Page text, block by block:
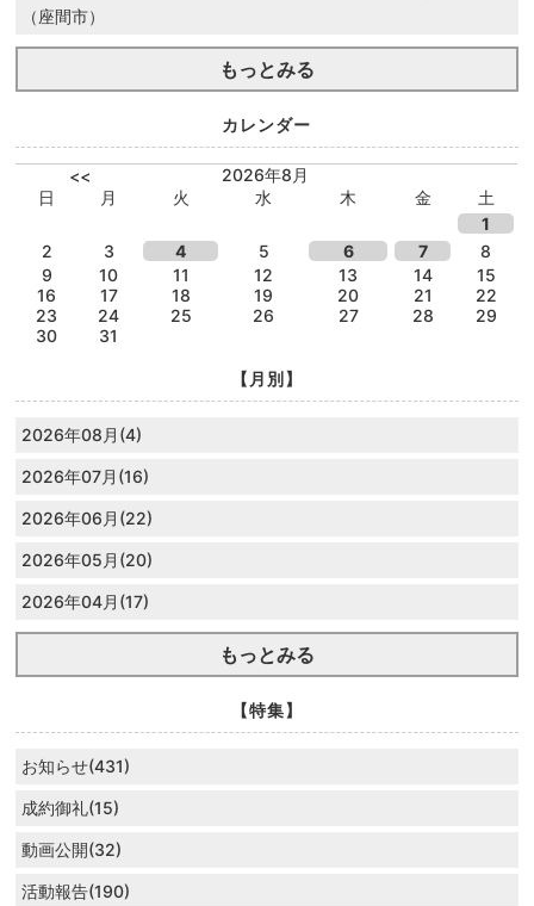
（座間市）
もっとみる
カレンダー
<<
2026年8月
日
月 火 水 木 金
土
1
2
3 4 5 6 7
8
9
10 11 12 13 14
15
16
17 18 19 20 21
22
23
24 25 26 27 28
29
30
31
【月別】
2026年08月(4)
2026年07月(16)
2026年06月(22)
2026年05月(20)
2026年04月(17)
もっとみる
【特集】
お知らせ(431)
成約御礼(15)
動画公開(32)
活動報告(190)